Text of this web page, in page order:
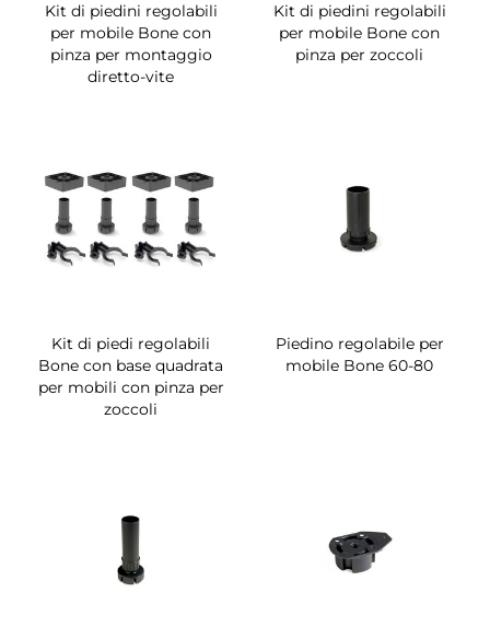
Kit di piedini regolabili
per mobile Bone con
pinza per montaggio
diretto-vite
Kit di piedini regolabili
per mobile Bone con
pinza per zoccoli
Kit di piedi regolabili
Bone con base quadrata
per mobili con pinza per
zoccoli
Piedino regolabile per
mobile Bone 60-80